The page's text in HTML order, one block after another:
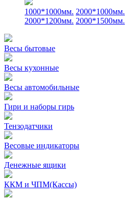
1000*1000мм. 2000*1000мм.
2000*1200мм. 2000*1500мм.
Весы бытовые
Весы кухонные
Весы автомобильные
Гири и наборы гирь
Тензодатчики
Весовые индикаторы
Денежные ящики
ККМ и ЧПМ(Кассы)